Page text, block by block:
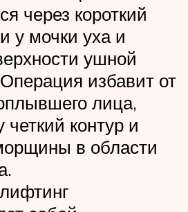
через короткий
у мочки уха и
ушной
избавит от
лица,
четкий контур и
в области